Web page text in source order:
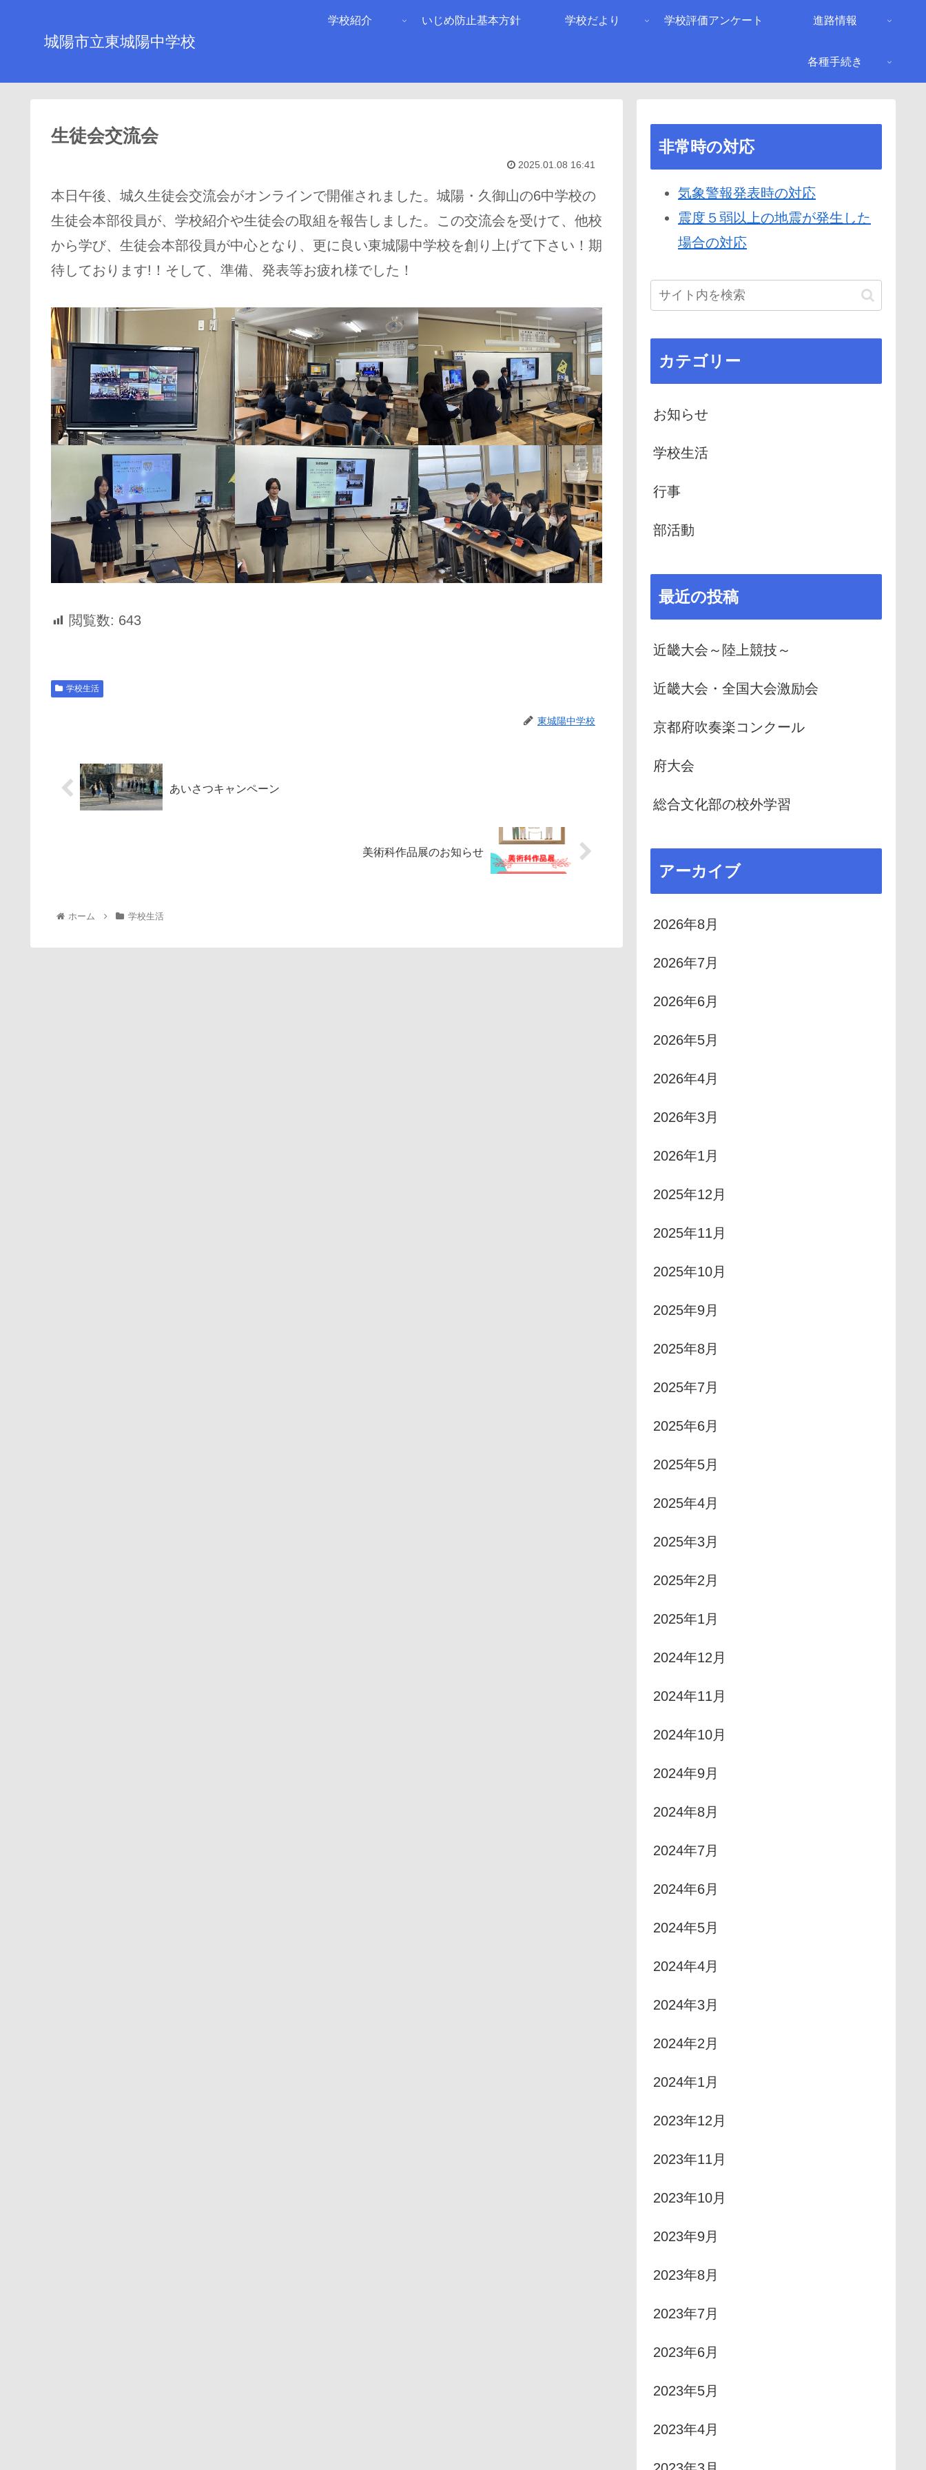
城陽市立東城陽中学校
学校紹介 いじめ防止基本方針 学校だより 学校評価アンケート 進路情報
各種手続き
生徒会交流会
2025.01.08 16:41
本日午後、城久生徒会交流会がオンラインで開催されました。城陽・久御山の6中学校の
生徒会本部役員が、学校紹介や生徒会の取組を報告しました。この交流会を受けて、他校
から学び、生徒会本部役員が中心となり、更に良い東城陽中学校を創り上げて下さい！期
待しております!！そして、準備、発表等お疲れ様でした！
閲覧数: 643
学校生活
東城陽中学校
あいさつキャンペーン
美術科作品展のお知らせ
ホーム 学校生活
非常時の対応
気象警報発表時の対応
震度５弱以上の地震が発生した
場合の対応
カテゴリー
お知らせ
学校生活
行事
部活動
最近の投稿
近畿大会～陸上競技～
近畿大会・全国大会激励会
京都府吹奏楽コンクール
府大会
総合文化部の校外学習
アーカイブ
2026年8月
2026年7月
2026年6月
2026年5月
2026年4月
2026年3月
2026年1月
2025年12月
2025年11月
2025年10月
2025年9月
2025年8月
2025年7月
2025年6月
2025年5月
2025年4月
2025年3月
2025年2月
2025年1月
2024年12月
2024年11月
2024年10月
2024年9月
2024年8月
2024年7月
2024年6月
2024年5月
2024年4月
2024年3月
2024年2月
2024年1月
2023年12月
2023年11月
2023年10月
2023年9月
2023年8月
2023年7月
2023年6月
2023年5月
2023年4月